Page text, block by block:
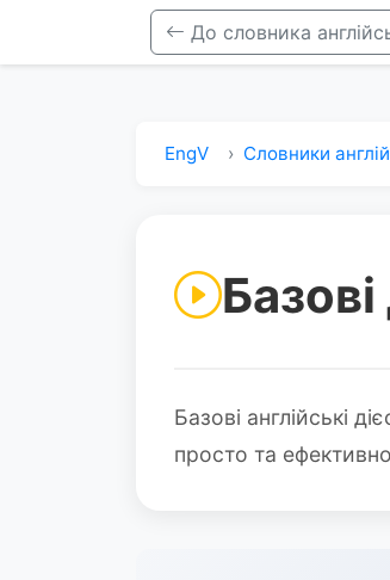
До словника
EngV Словники
Базові англійські
просто та